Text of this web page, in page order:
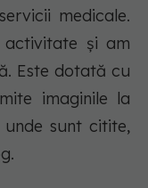
medicale.
şi am
Este dotată cu
imaginile la
sunt citite,